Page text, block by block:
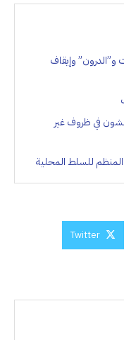
وإيقاف
في ظروف غير
المنظم للسلط المحلية
Twitter